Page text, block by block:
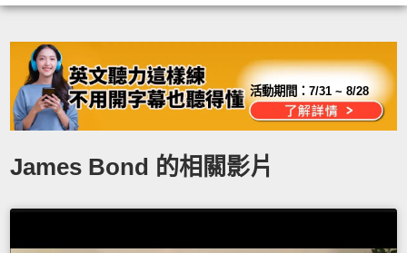
活動期間：7/31 ~ 8/28
James Bond 的相關影片